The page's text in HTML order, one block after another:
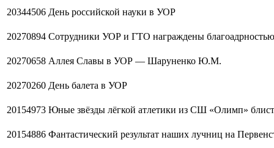
20344506 День российской науки в УОР
20270894 Сотрудники УОР и ГТО награждены
20270658 Аллея Славы в УОР — Шаруненко Ю.М.
20270260 День балета в УОР
20154973 Юные звёзды лёгкой атлетики из СШ «Олимп»
20154886 Фантастический результат наших лучниц на